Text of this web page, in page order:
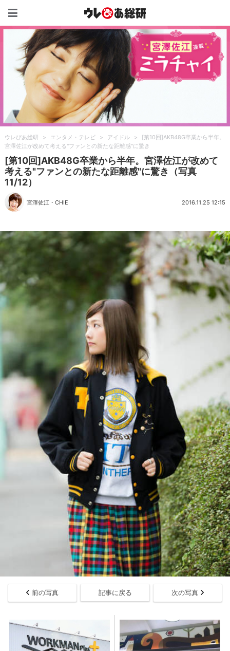
ウレぴあ総研 > エンタメ・テレビ > アイドル >
[第10回]AKB48G卒業から半年。
宮澤佐江が改めて考える"ファンとの新たな距離感"に驚き
[第10回]AKB48G卒業から半年。宮澤佐江が改めて
考える"ファンとの新たな距離感"に驚き（写真
11/12）
宮澤佐江 ・CHIE 2016.11.25 12:15
前の写真 記事に戻る 次の写真